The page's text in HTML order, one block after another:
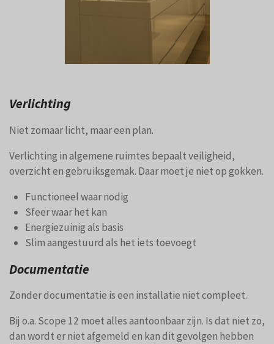
Verlichting
Niet zomaar licht, maar een plan.
Verlichting in algemene ruimtes bepaalt veiligheid,
overzicht en gebruiksgemak. Daar moet je niet op gokken.
Functioneel waar nodig
Sfeer waar het kan
Energiezuinig als basis
Slim aangestuurd als het iets toevoegt
Documentatie
Zonder documentatie is een installatie niet compleet.
Bij o.a. Scope 12 moet alles aantoonbaar zijn. Is dat niet zo,
dan wordt er niet afgemeld en kan dit gevolgen hebben